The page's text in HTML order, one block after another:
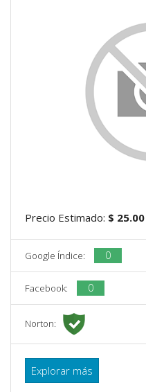
Precio Estimado: $ 25.00
Google Índice: 0
Facebook: 0
Norton:
Explorar más